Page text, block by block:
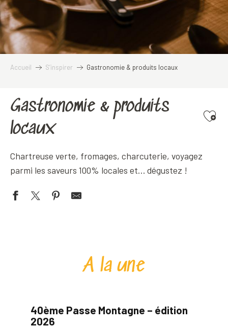
Accueil S’inspirer Gastronomie & produits locaux
Gastronomie & produits
locaux
Chartreuse verte, fromages, charcuterie, voyagez
parmi les saveurs 100% locales et… dégustez !
A la une
40ème Passe Montagne – édition
2026